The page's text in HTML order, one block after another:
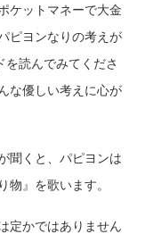
ケットマネーで大金
ピヨンなりの考えが
読んでみてくださ
な優しい考えに心が
聞くと、パピヨンは
』を歌います。
定かではありません